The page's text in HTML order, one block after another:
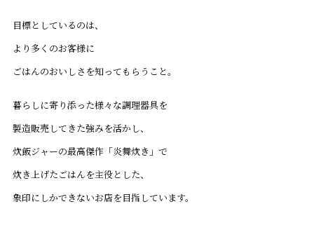
目標としているのは、
より多くのお客様に
ごはんのおいしさを知ってもらうこと。
暮らしに寄り添った様々な調理器具を
製造販売してきた強みを活かし、
炊飯ジャーの最高傑作「炎舞炊き」で
炊き上げたごはんを主役とした、
象印にしかできないお店を目指しています。